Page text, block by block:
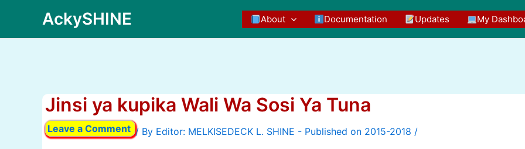
content
AckySHINE About Documentation Updates My
Jinsi ya kupika Wali Wa Sosi Ya Tuna
Leave a Comment / By /